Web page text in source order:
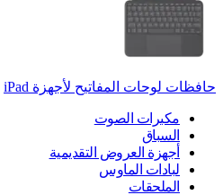
حافظات لوحات المفاتيح لأجهزة ‏iPad
مكبرات الصوت
السباق
أجهزة العروض التقديمية
لبادات الماوس
الملحقات